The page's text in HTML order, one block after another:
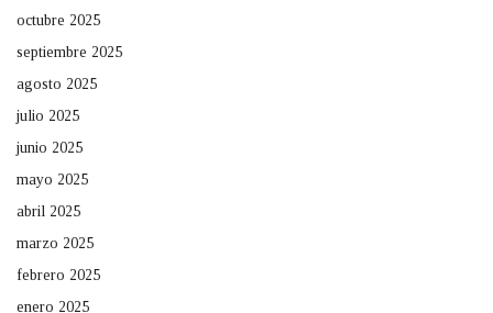
octubre 2025
septiembre 2025
agosto 2025
julio 2025
junio 2025
mayo 2025
abril 2025
marzo 2025
febrero 2025
enero 2025